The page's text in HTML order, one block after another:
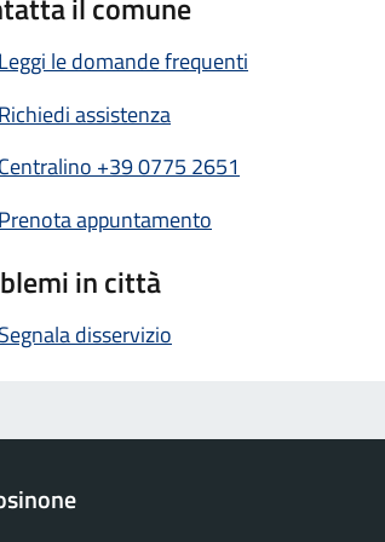
le domande frequenti
assistenza
+39 0775 2651
appuntamento
in città
disservizio